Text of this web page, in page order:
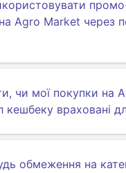
Agro Market через
чи мої покупки на
кешбеку враховані
обмеження на